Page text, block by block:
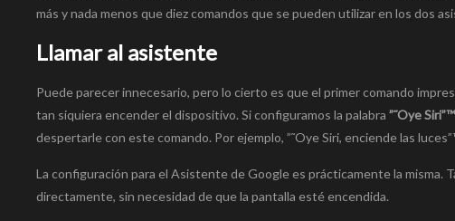
más y nada menos que diez comandos que se pueden utilizar en los dos
Llamar al asistente
Puede parecer innecesario, pero lo cierto es que el primer comando
tan siquiera encender el dispositivo. Si configuramos la palabra ”˜Oye Siri”™
despertarle con este comando. Por ejemplo, ”˜Oye Siri, enciende las
La configuración para el Asistente de Google es prácticamente la misma.
directamente, sin necesidad de que la pantalla esté encendida.